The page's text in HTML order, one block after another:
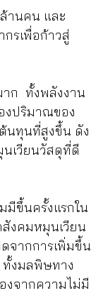
านคน และ
รเพื่อก้าวสู่
ก  ทั้งพลังงาน
งปริมาณของ
นทุนที่สูงขึ้น ดัง
เวียนวัสดุที่ดี
มีขึ้นครั้งแรกใน
งคมหมุนเวียน
จากการเพิ่มขึ้น
ทั้งมลพิษทาง
งจากความไม่มี